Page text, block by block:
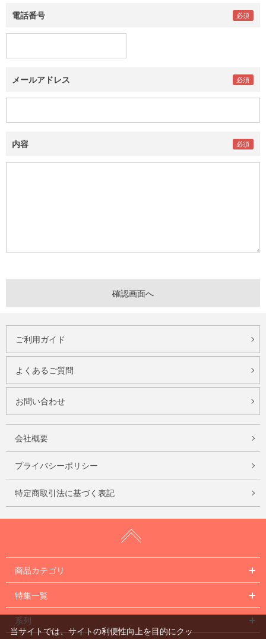
電話番号
メールアドレス
内容
ご利用ガイド
よくあるご質問
お問い合わせ
会社概要
プライバシーポリシー
特定商取引法に基づく表記
商品カテゴリ
特集一覧
系列
当サイトでは、サイトの利便性向上を目的にクッ